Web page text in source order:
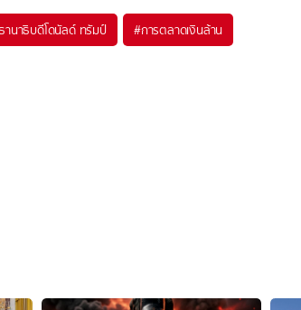
านาธิบดีโดนัลด์ ทรัมป์ #การตลาดเงินล้าน